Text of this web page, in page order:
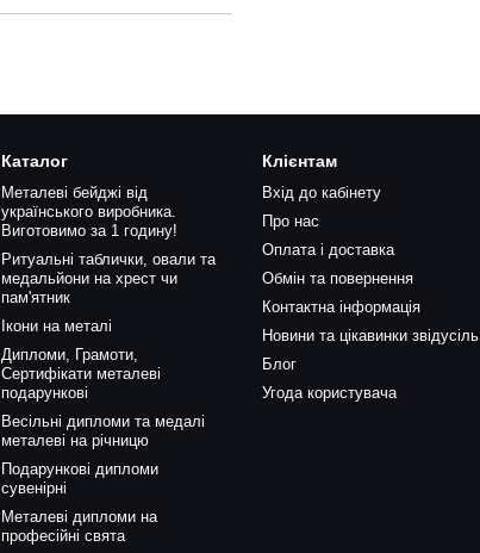
Каталог
Металеві бейджі від
українського виробника.
Виготовимо за 1 годину!
Ритуальні таблички, овали та
медальйони на хрест чи
пам'ятник
Ікони на металі
Дипломи, Грамоти,
Сертифікати металеві
подарункові
Весільні дипломи та медалі
металеві на річницю
Подарункові дипломи
сувенірні
Металеві дипломи на
професійні свята
Клієнтам
Вхід до кабінету
Про нас
Оплата і доставка
Обмін та повернення
Контактна інформація
Новини та цікавинки звідусіль
Блог
Угода користувача